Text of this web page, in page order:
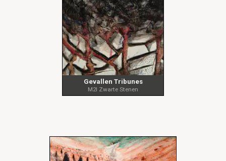
Gevallen Tribunes
M2I Zwarte Stenen